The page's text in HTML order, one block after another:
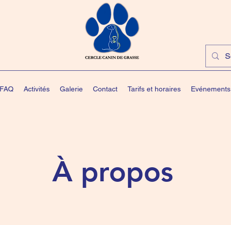
FAQ Activités Galerie Contact Tarifs et horaires Evénements
À propos